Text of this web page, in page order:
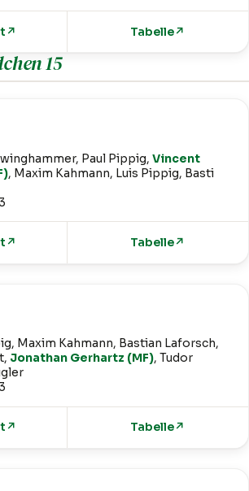
↗ Tabelle↗
15
Paul Pippig,Vincent
, Maxim Kahmann, Luis Pippig, Basti
↗ Tabelle↗
Maxim Kahmann, Bastian Laforsch,
Jonathan Gerhartz (MF), Tudor
↗ Tabelle↗